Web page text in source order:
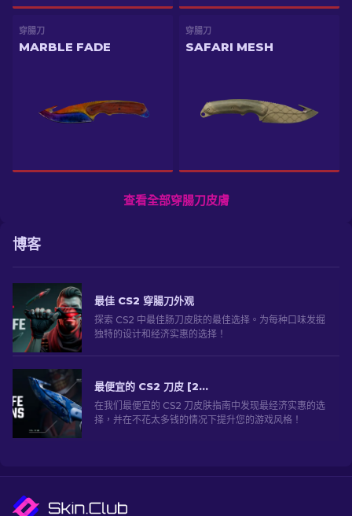
穿腸刀
MARBLE FADE
穿腸刀
SAFARI MESH
查看全部穿腸刀皮膚
博客
最佳 CS2 穿腸刀外观
探索 CS2 中最佳肠刀皮肤的最佳选择。为每种口味发掘
独特的设计和经济实惠的选择！
最便宜的 CS2 刀皮 [2026]
在我们最便宜的 CS2 刀皮肤指南中发现最经济实惠的选
择，并在不花太多钱的情况下提升您的游戏风格！